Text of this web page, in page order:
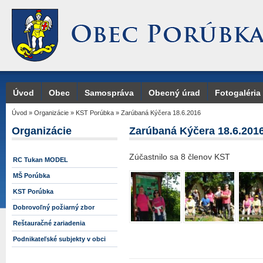
Úvod Obec Samospráva Obecný úrad Fotogaléria
Úvod » Organizácie » KST Porúbka » Zarúbaná Kýčera 18.6.2016
Organizácie
RC Tukan MODEL
MŠ Porúbka
KST Porúbka
Dobrovoľný požiarný zbor
Reštauračné zariadenia
Podnikateľské subjekty v obci
Zarúbaná Kýčera
Zúčastnilo sa 8 členov KST